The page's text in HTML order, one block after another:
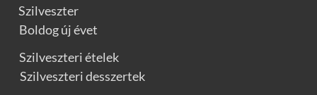
Szilveszter
Boldog új évet
Szilveszteri ételek
Szilveszteri desszertek